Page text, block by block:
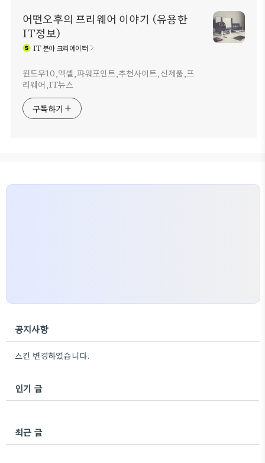
어떤오후의 프리웨어 이야기 (유용한
IT정보)
IT분야 크리에이터
윈도우10,엑셀,파워포인트,추천사이트,신제품,프
리웨어,IT뉴스
구독하기
공지사항
스킨 변경하였습니다.
인기 글
최근 글